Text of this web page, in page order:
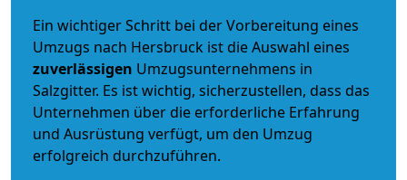
Ein wichtiger Schritt bei der Vorbereitung eines
Umzugs nach Hersbruck ist die Auswahl eines
zuverlässigen Umzugsunternehmens in
Salzgitter. Es ist wichtig, sicherzustellen, dass das
Unternehmen über die erforderliche Erfahrung
und Ausrüstung verfügt, um den Umzug
erfolgreich durchzuführen.